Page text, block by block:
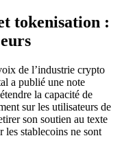
tokenisation :
de l’industrie crypto
a publié une note
la capacité de
sur les utilisateurs de
son soutien au texte
les stablecoins ne sont